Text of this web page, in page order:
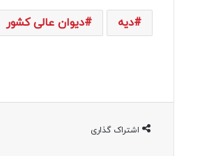
دیه دیوان عالی کشور
اشتراک گذاری